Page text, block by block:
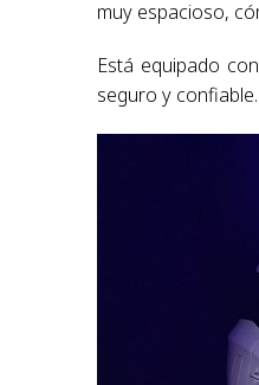
muy espacioso,
Está equipado
seguro y confiable.